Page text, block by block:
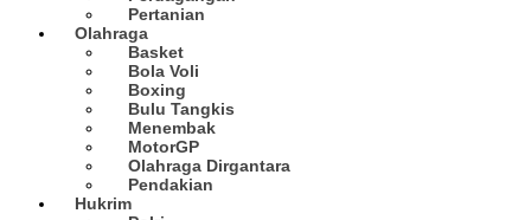
Pertanian
Olahraga
Basket
Bola Voli
Boxing
Bulu Tangkis
Menembak
MotorGP
Olahraga Dirgantara
Pendakian
Hukrim